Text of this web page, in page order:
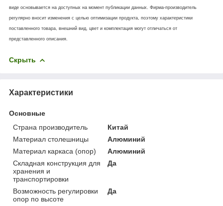
виде основывается на доступных на момент публикации данных. Фирма-производитель
регулярно вносит изменения с целью оптимизации продукта, поэтому характеристики
поставленного товара, внешний вид, цвет и комплектация могут отличаться от
представленного описания.
Скрыть
Характеристики
Основные
Страна производитель
Китай
Материал столешницы
Алюминий
Материал каркаса (опор)
Алюминий
Складная конструкция для
хранения и
транспортировки
Да
Возможность регулировки
опор по высоте
Да